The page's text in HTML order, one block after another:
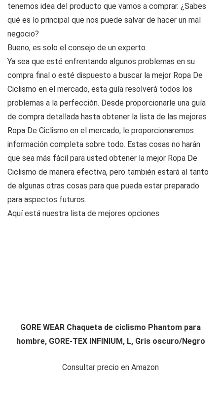
tenemos idea del producto que vamos a comprar. ¿Sabes
qué es lo principal que nos puede salvar de hacer un mal
negocio?
Bueno, es solo el consejo de un experto.
Ya sea que esté enfrentando algunos problemas en su
compra final o esté dispuesto a buscar la mejor Ropa De
Ciclismo en el mercado, esta guía resolverá todos los
problemas a la perfección. Desde proporcionarle una guía
de compra detallada hasta obtener la lista de las mejores
Ropa De Ciclismo en el mercado, le proporcionaremos
información completa sobre todo. Estas cosas no harán
que sea más fácil para usted obtener la mejor Ropa De
Ciclismo de manera efectiva, pero también estará al tanto
de algunas otras cosas para que pueda estar preparado
para aspectos futuros.
Aquí está nuestra lista de mejores opciones
GORE WEAR Chaqueta de ciclismo Phantom para
hombre, GORE-TEX INFINIUM, L, Gris oscuro/Negro
Consultar precio en Amazon